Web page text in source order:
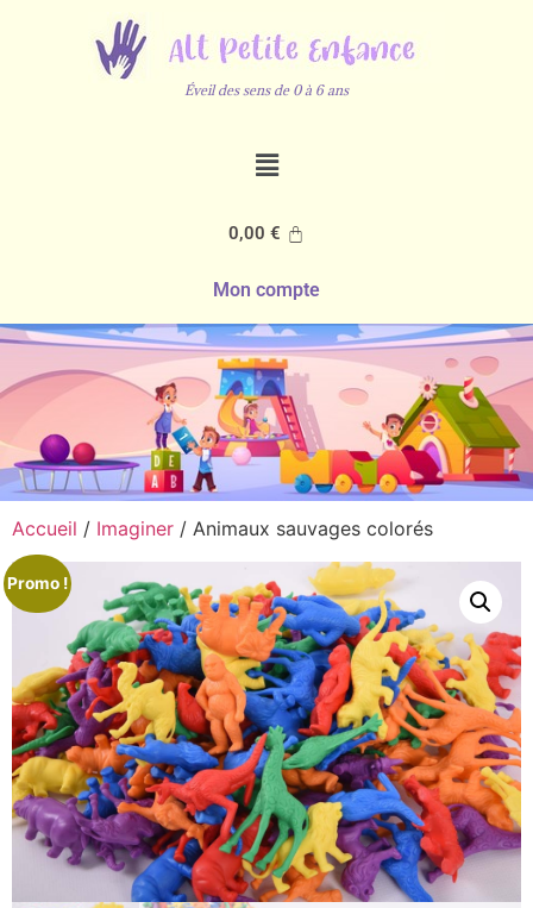
Éveil des sens de 0 à 6 ans
0,00€
Mon compte
Accueil / Imaginer / Animaux sauvages colorés
Promo !